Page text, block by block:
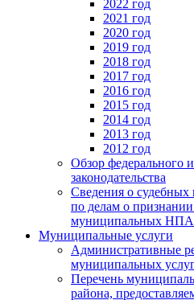
2022 год
2021 год
2020 год
2019 год
2018 год
2017 год
2016 год
2015 год
2014 год
2013 год
2012 год
Обзор федерального
законодательства
Сведения о судебных
по делам о
муниципальных НПА
Муниципальные услуги
Административные
муниципальных
Перечень
района,